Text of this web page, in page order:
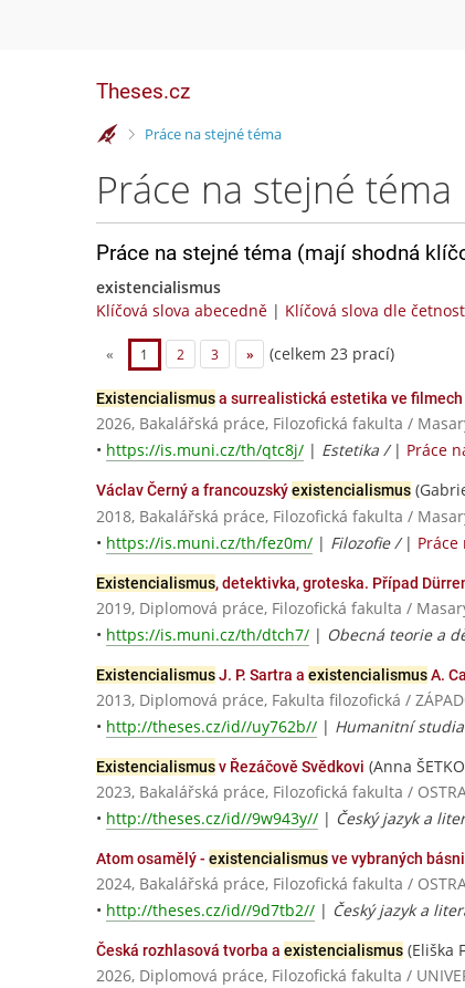
Theses.cz
>Práce na stejné téma
Práce na stejné téma
Práce na stejné téma (mají shodná
existencialismus
Klíčová slova abecedně | Klíčová slova dle
« 1 2 3 » (celkem 23 prací)
Existencialismusa surrealistická estetika ve filmech
2026, Bakalářská práce, Filozofická fakulta /
• https://is.muni.cz/th/qtc8j/ | Estetika / | Práce
Václav Černý a francouzskýexistencialismus
2018, Bakalářská práce, Filozofická fakulta /
• https://is.muni.cz/th/fez0m/ | Filozofie / |
Existencialismus, detektivka, groteska. Případ
2019, Diplomová práce, Filozofická fakulta /
• https://is.muni.cz/th/dtch7/ | Obecná teorie a
ExistencialismusJ. P. Sartra a existencialismusA.
2013, Diplomová práce, Fakulta filozofická /
• http://theses.cz/id//uy762b// | Humanitní
Existencialismusv Řezáčově Svědkovi (Anna
2023, Bakalářská práce, Filozofická fakulta /
• http://theses.cz/id//9w943y// | Český jazyk a
Atom osamělý - existencialismusve vybraných
2024, Bakalářská práce, Filozofická fakulta /
• http://theses.cz/id//9d7tb2// | Český jazyk a
Česká rozhlasová tvorba a existencialismus (Eliška
2026, Diplomová práce, Filozofická fakulta /